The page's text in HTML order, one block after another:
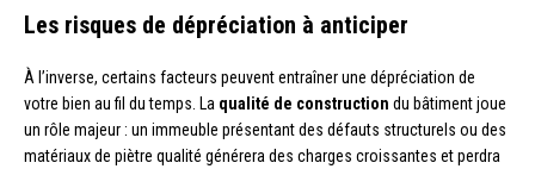
Les risques de dépréciation à anticiper
À l’inverse, certains facteurs peuvent entraîner une dépréciation de
votre bien au fil du temps. La qualité de construction du bâtiment joue
un rôle majeur : un immeuble présentant des défauts structurels ou des
matériaux de piètre qualité générera des charges croissantes et perdra